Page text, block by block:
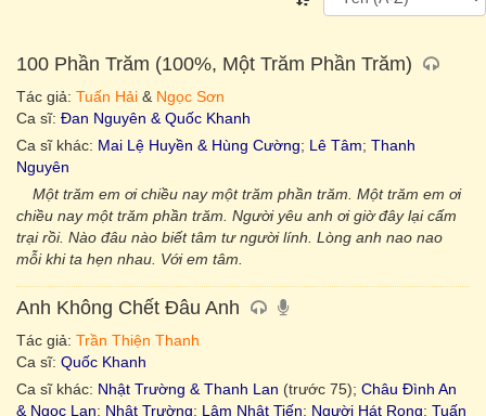
100 Phần Trăm (100%, Một Trăm Phần Trăm)
Tác giả: Tuấn Hải & Ngọc Sơn
Ca sĩ: Đan Nguyên & Quốc Khanh
Ca sĩ khác: Mai Lệ Huyền & Hùng Cường; Lê Tâm; Thanh
Nguyên
Một trăm em ơi chiều nay một trăm phần trăm. Một trăm em ơi
chiều nay một trăm phần trăm. Người yêu anh ơi giờ đây lại cấm
trại rồi. Nào đâu nào biết tâm tư người lính. Lòng anh nao nao
mỗi khi ta hẹn nhau. Với em tâm.
Anh Không Chết Đâu Anh
Tác giả: Trần Thiện Thanh
Ca sĩ: Quốc Khanh
Ca sĩ khác: Nhật Trường & Thanh Lan (trước 75); Châu Đình An
& Ngọc Lan; Nhật Trường; Lâm Nhật Tiến; Người Hát Rong; Tuấn